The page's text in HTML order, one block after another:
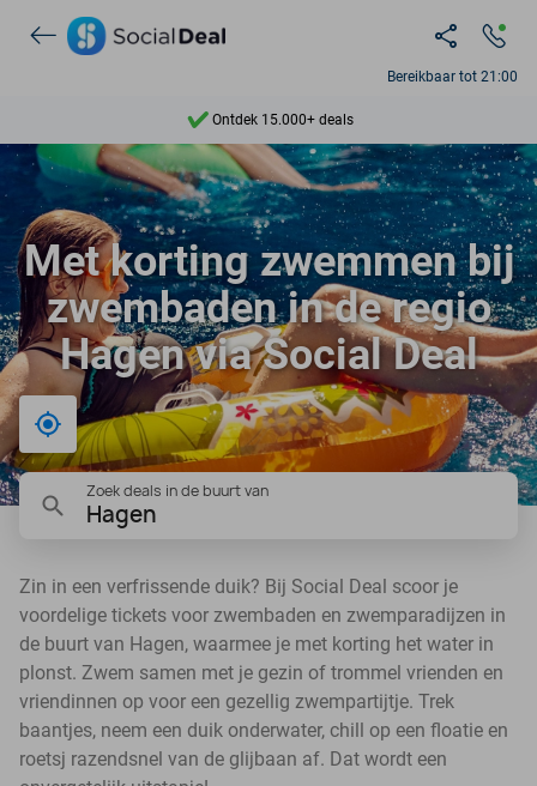
Bereikbaar tot 21:00
Ontdek 15.000+ deals
7 dagen per week beschikbaar
10+ miljoen leden
9,4
Ontdek 15.000+ deals
Met korting zwemmen bij
zwembaden in de regio
Hagen via Social Deal
Bij mij in de buurt
Zoek deals in de buurt van
Hagen
Zin in een verfrissende duik? Bij Social Deal scoor je
voordelige tickets voor zwembaden en zwemparadijzen in
de buurt van Hagen, waarmee je met korting het water in
plonst. Zwem samen met je gezin of trommel vrienden en
vriendinnen op voor een gezellig zwempartijtje. Trek
baantjes, neem een duik onderwater, chill op een floatie en
roetsj razendsnel van de glijbaan af. Dat wordt een